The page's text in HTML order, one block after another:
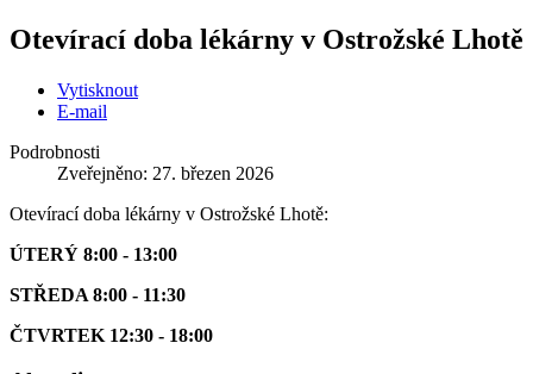
Otevírací doba lékárny v Ostrožské Lhotě
Vytisknout
E-mail
Podrobnosti
Zveřejněno: 27. březen 2026
Otevírací doba lékárny v Ostrožské Lhotě:
ÚTERÝ 8:00 - 13:00
STŘEDA 8:00 - 11:30
ČTVRTEK 12:30 - 18:00